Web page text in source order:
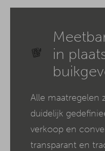
in
Alle maatregelen
duidelijk
verkoop en
transparant en